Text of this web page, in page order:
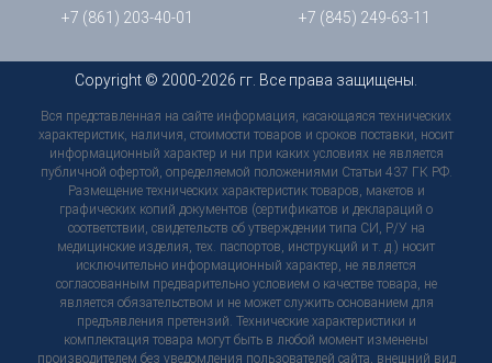
+7 (861) 203-40-01
+7 (845) 249-63-11
Copyright © 2000-2026 гг. Все права защищены.
Вся представленная на сайте информация, касающаяся технических
характеристик, наличия, стоимости товаров и сроков поставки, носит
информационный характер и ни при каких условиях не является
публичной офертой, определяемой положениями Статьи 437 ГК РФ.
Размещение технических характеристик товаров, макетов и
графических копий документов (сертификатов и деклараций о
соответствии, свидетельств об утверждении типа СИ, Р/У на
медицинские изделия, тех. паспортов, инструкций и т. д.) носит
исключительно информационный характер, не является
согласованным предварительно условием о качестве товара, не
является обязательством и не может служить основанием для
предъявления претензий. Технические характеристики и
комплектация товара могут быть в любой момент изменены
производителем без уведомления пользователей сайта, внешний вид